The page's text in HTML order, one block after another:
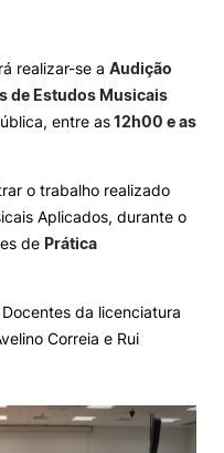
os direitos reservados.
realizar-se a Audição
de Estudos Musicais
entre as12h00 e as
o trabalho realizado
Aplicados, durante o
de Prática
da licenciatura
Correia e Rui